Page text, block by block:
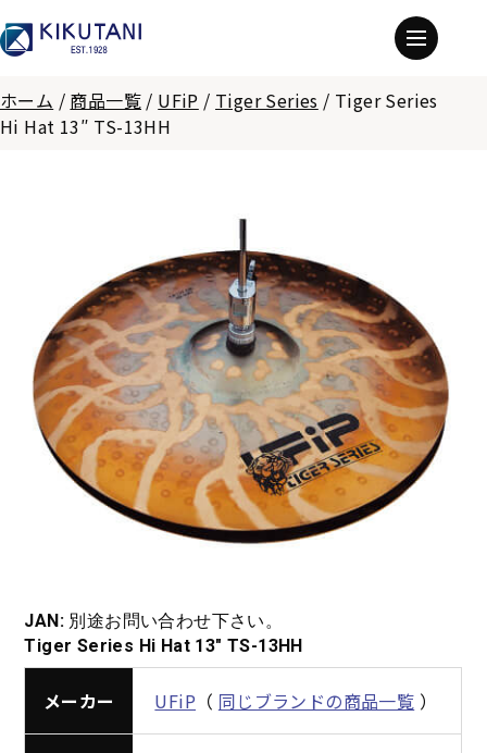
ホーム / 商品一覧 / UFiP / Tiger Series / Tiger Series
Hi Hat 13″ TS-13HH
JAN: 別途お問い合わせ下さい。
Tiger Series Hi Hat 13″ TS-13HH
メーカー UFiP （ 同じブランドの商品一覧 ）